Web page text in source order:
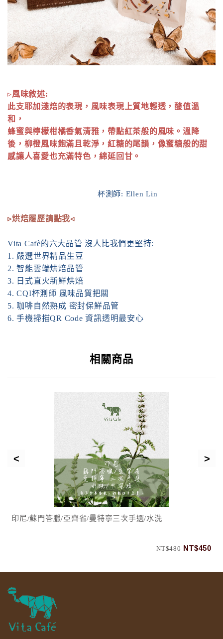
▹風味敘述:
此支耶加淺焙的表現，風味表現上質地輕透，酸值溫
和，
蜂蜜與檸檬柑橘香氣清雅，帶點紅茶般的風味。溫降
後，柳橙風味飽滿且乾淨，紅糖的尾韻，像蜜糖般的甜
感讓人喜愛也充滿特色，綿延回甘。
杯測師: Ellen Lin
▹烘焙履歷請點我◃
Vita Cafè的六大品管 沒人比我們更堅持:
1. 嚴選世界精品生豆
2. 智能雲端烘焙品管
3. 日式直火新鮮烘焙
4. CQI杯測師 風味品質把關
5. 咖啡自然熟成 密封保鮮品管
6. 手機掃描QR Code 資訊透明最安心
相關商品
印尼/蘇門答臘/亞齊省/曼特寧三次手選/水洗
NT$480 NT$450